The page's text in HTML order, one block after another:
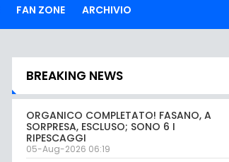
FAN ZONE ARCHIVIO
BREAKING NEWS
ORGANICO COMPLETATO! FASANO, A
SORPRESA, ESCLUSO; SONO 6 I
RIPESCAGGI
05-Aug-2026 06:19